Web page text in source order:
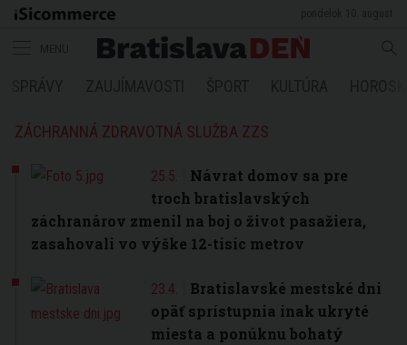
ZÁCHRANNÁ ZDRAVOTNÁ SLUŽBA ZZS
25.5.
Návrat domov sa pre
troch bratislavských
záchranárov zmenil na boj o život pasažiera,
zasahovali vo výške 12-tisíc metrov
23.4.
Bratislavské mestské dni
opäť sprístupnia inak ukryté
miesta a ponúknu bohatý